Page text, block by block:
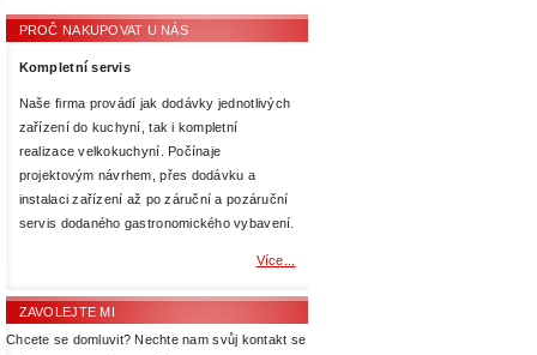
PROČ NAKUPOVAT U NÁS
Kompletní servis
Naše firma provádí jak dodávky jednotlivých
zařízení do kuchyní, tak i kompletní
realizace velkokuchyní. Počínaje
projektovým návrhem, přes dodávku a
instalaci zařízení až po záruční a pozáruční
servis dodaného gastronomického vybavení.
Více...
ZAVOLEJTE MI
Chcete se domluvit? Nechte nam svůj kontakt se